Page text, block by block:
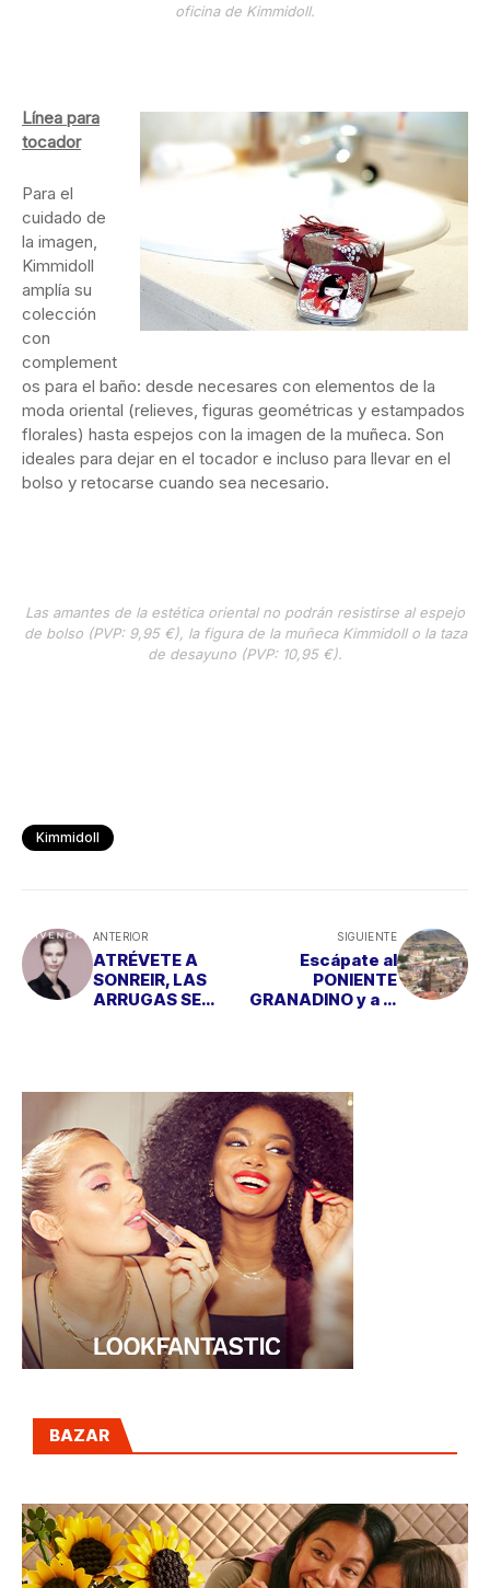
oficina de Kimmidoll.
Línea para
tocador
Para el
cuidado de
la imagen,
Kimmidoll
amplía su
colección
con
complement
os para el baño: desde necesares con elementos de la
moda oriental (relieves, figuras geométricas y estampados
florales) hasta espejos con la imagen de la muñeca. Son
ideales para dejar en el tocador e incluso para llevar en el
bolso y retocarse cuando sea necesario.
Las amantes de la estética oriental no podrán resistirse al espejo
de bolso (PVP: 9,95 €), la figura de la muñeca Kimmidoll o la taza
de desayuno (PVP: 10,95 €).
Kimmidoll
ANTERIOR
ATRÉVETE A
SONREIR, LAS
ARRUGAS SE
SIGUIENTE
Escápate al
PONIENTE
GRANADINO y a la
BAZAR